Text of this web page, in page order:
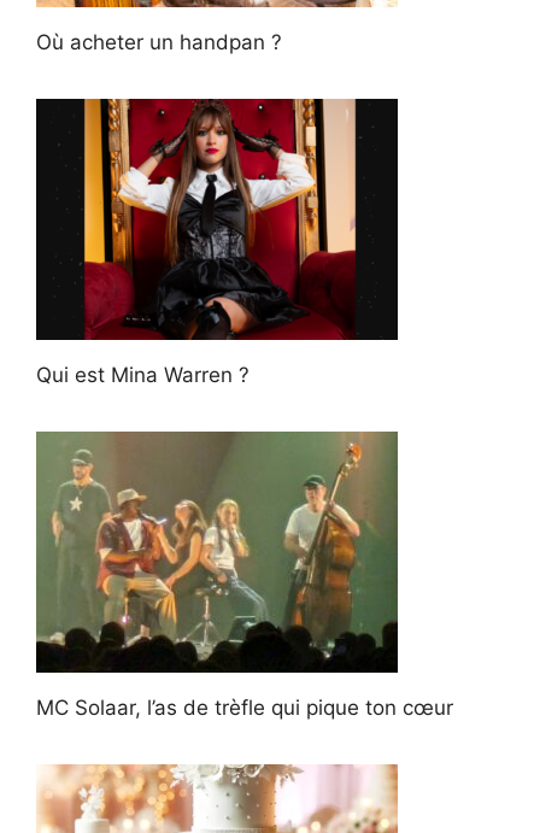
Où acheter un handpan ?
Qui est Mina Warren ?
MC Solaar, l’as de trèfle qui pique ton cœur